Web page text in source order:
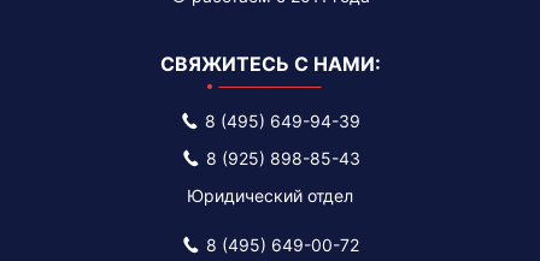
СВЯЖИТЕСЬ С НАМИ:
8 (495) 649-94-39
8 (925) 898-85-43
Юридический отдел
8 (495) 649-00-72